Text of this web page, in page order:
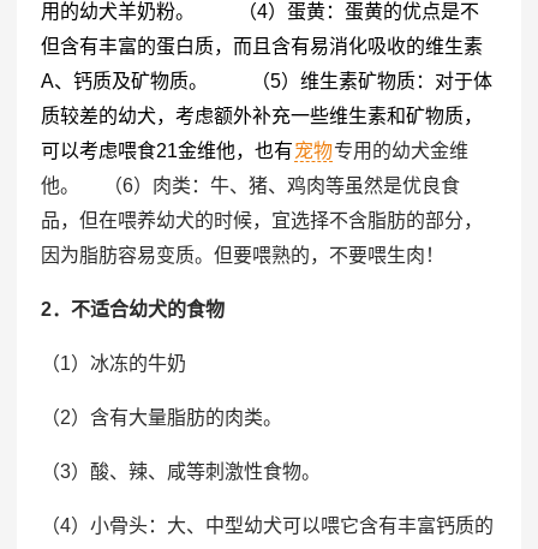
用的幼犬羊奶粉。 （4）蛋黄：蛋黄的优点是不
但含有丰富的蛋白质，而且含有易消化吸收的维生素
A、钙质及矿物质。 （5）维生素矿物质：对于体
质较差的幼犬，考虑额外补充一些维生素和矿物质，
可以考虑喂食21金维他，也有宠物专用的幼犬金维
他。 （6）肉类：牛、猪、鸡肉等虽然是优良食
品，但在喂养幼犬的时候，宜选择不含脂肪的部分，
因为脂肪容易变质。但要喂熟的，不要喂生肉！
2．不适合幼犬的食物
（1）冰冻的牛奶
（2）含有大量脂肪的肉类。
（3）酸、辣、咸等刺激性食物。
（4）小骨头：大、中型幼犬可以喂它含有丰富钙质的